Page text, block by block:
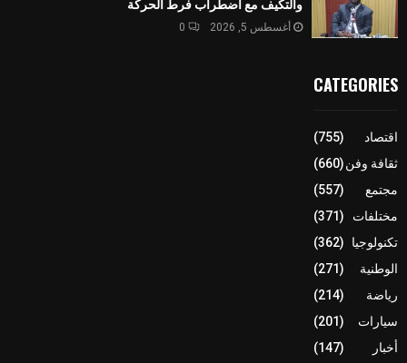
والتكيف مع اضطراب فرط الحركة
أغسطس 5, 2026 0
CATEGORIES
اقتصاد
(755)
ثقافة وفن(660)
مجتمع
(557)
مختلفات
(371)
تكنولوجيا
(362)
الوطنية
(271)
رياضة
(214)
سيارات
(201)
أخبار
(147)